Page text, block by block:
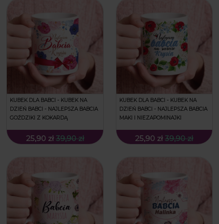
KUBEK DLA BABCI - KUBEK NA
DZIEŃ BABCI - NAJLEPSZA BABCIA
GOŹDZIKI Z KOKARDĄ
25,90 zł 39,90 zł
KUBEK DLA BABCI - KUBEK NA
DZIEŃ BABCI - NAJLEPSZA BABCIA
MAKI I NIEZAPOMINAJKI
25,90 zł 39,90 zł